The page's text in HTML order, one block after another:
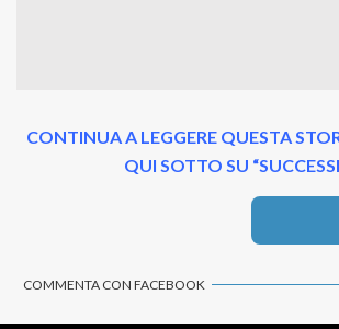
CONTINUA A LEGGERE QUESTA
QUI SOTTO SU
COMMENTA CON FACEBOOK